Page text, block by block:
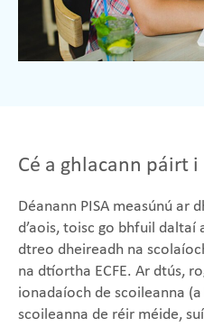
Cé a ghlacann páirt i
Déanann PISA measúnú ar
d’aois, toisc go bhfuil daltaí
dtreo dheireadh na
na dtíortha ECFE. Ar dtús,
ionadaíoch de scoileanna
scoileanna de réir méide,